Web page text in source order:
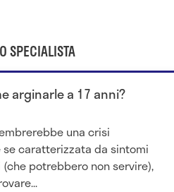
SPECIALISTA
arginarle a 17 anni?
una crisi
caratterizzata da sintomi
potrebbero non servire),